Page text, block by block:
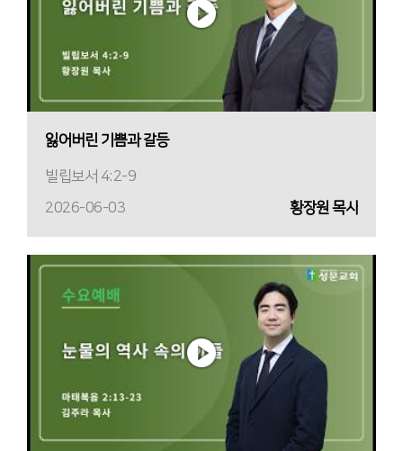
잃어버린 기쁨과 갈등
빌립보서 4:2-9
2026-06-03
황장원 목사